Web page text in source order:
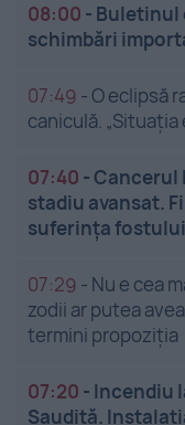
08:00 - Buletinul
schimbări
07:49 -O eclipsă
caniculă. „Situația
07:40 -Cancerul
stadiu avansat.
suferința
07:29 - Nu e cea
zodii ar putea
termini propoziția
07:20 - Incendiu
Saudită.